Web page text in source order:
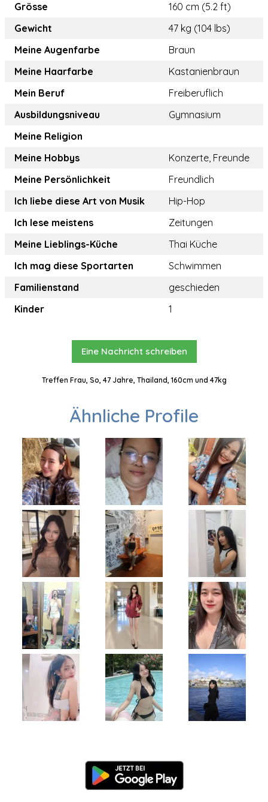
Grösse
160 cm (5.2 ft)
Gewicht
47 kg (104 lbs)
Meine Augenfarbe
Braun
Meine Haarfarbe
Kastanienbraun
Mein Beruf
Freiberuflich
Ausbildungsniveau
Gymnasium
Meine Religion
Meine Hobbys
Konzerte, Freunde
Meine Persönlichkeit
Freundlich
Ich liebe diese Art von Musik
Hip-Hop
Ich lese meistens
Zeitungen
Meine Lieblings-Küche
Thai Küche
Ich mag diese Sportarten
Schwimmen
Familienstand
geschieden
Kinder
1
Eine Nachricht schreiben
Treffen Frau, So, 47 Jahre, Thailand, 160cm und 47kg
Ähnliche Profile